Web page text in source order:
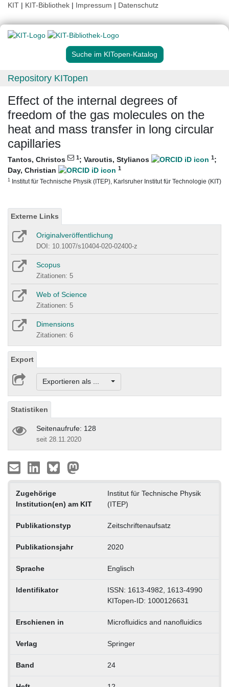
KIT | KIT-Bibliothek | Impressum | Datenschutz
Suche im KITopen-Katalog
Repository KITopen
Effect of the internal degrees of
freedom of the gas molecules on the
heat and mass transfer in long circular
capillaries
Tantos, Christos 1; Varoutis, Stylianos 1;
Day, Christian
1
1 Institut für Technische Physik (ITEP), Karlsruher Institut für Technologie (KIT)
Externe Links
Originalveröffentlichung
DOI: 10.1007/s10404-020-02400-z
Scopus
Zitationen: 5
Web of Science
Zitationen: 5
Dimensions
Zitationen: 6
Export
Exportieren als ...
Statistiken
Seitenaufrufe: 128
seit 28.11.2020
Zugehörige
Institution(en) am KIT
Institut für Technische Physik
(ITEP)
Publikationstyp Zeitschriftenaufsatz
Publikationsjahr 2020
Sprache Englisch
Identifikator
ISSN: 1613-4982, 1613-4990
KITopen-ID: 1000126631
Erschienen in Microfluidics and nanofluidics
Verlag Springer
Band 24